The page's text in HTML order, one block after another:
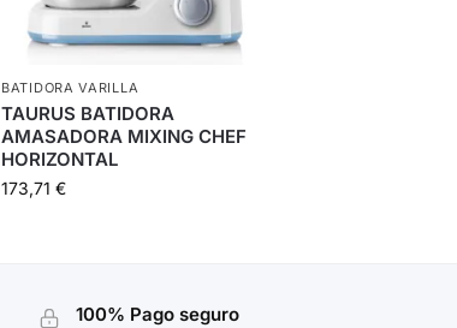
BATIDORA VARILLA
TAURUS BATIDORA
AMASADORA MIXING CHEF
HORIZONTAL
173,71€
100% Pago seguro